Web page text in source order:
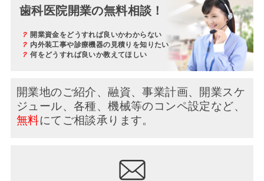
歯科医院開業の無料相談！
？開業資金をどうすれば良いかわからない
？ 内外装工事や診療機器の見積りを知りたい
？何をどうすれば良いか教えてほしい
開業地のご紹介、融資、事業計画、開業スケ
ジュール、 各種、機械等のコンペ設定など、
無料にてご相談承ります。